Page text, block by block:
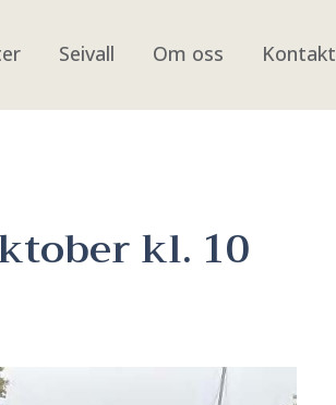
Seivall Om oss Kontakt
kl. 10